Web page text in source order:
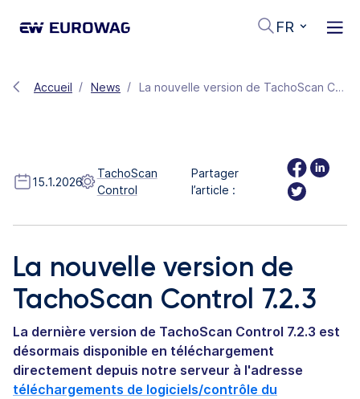
FR
Accueil News La nouvelle version de TachoScan Control 7.2.3
15.1.2026
TachoScan
Control
Partager
l’article :
La nouvelle version de
TachoScan Control 7.2.3
La dernière version de TachoScan Control 7.2.3 est
désormais disponible en téléchargement
directement depuis notre serveur à l'adresse
téléchargements de logiciels/contrôle du